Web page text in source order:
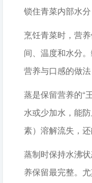
锁住青菜内部水
烹饪青菜时，营
间、温度和水分
营养与口感的做
蒸是保留营养的“
水或少加水，能
素）溶解流失，还
蒸制时保持水沸
养保留最完整。